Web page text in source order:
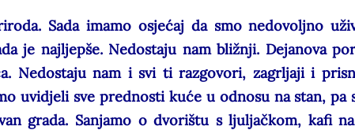
Sada imamo osjećaj da smo nedovoljno
je najljepše. Nedostaju nam bližnji. Dejanova
Nedostaju nam i svi ti razgovori, zagrljaji i
uvidjeli sve prednosti kuće u odnosu na stan, pa
grada. Sanjamo o dvorištu s ljuljačkom, kafi